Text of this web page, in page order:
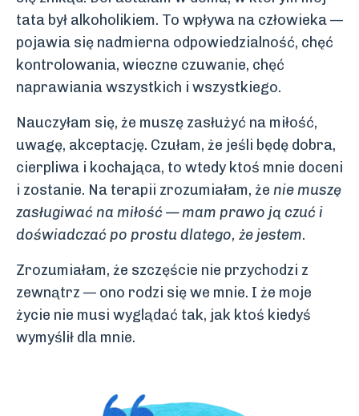
tata był alkoholikiem. To wpływa na człowieka —
pojawia się nadmierna odpowiedzialność, chęć
kontrolowania, wieczne czuwanie, chęć
naprawiania wszystkich i wszystkiego.
Nauczyłam się, że muszę zasłużyć na miłość,
uwagę, akceptację. Czułam, że jeśli będę dobra,
cierpliwa i kochająca, to wtedy ktoś mnie doceni
i zostanie. Na terapii zrozumiałam, że nie muszę
zasługiwać na miłość — mam prawo ją czuć i
doświadczać po prostu dlatego, że jestem.
Zrozumiałam, że szczęście nie przychodzi z
zewnątrz — ono rodzi się we mnie. I że moje
życie nie musi wyglądać tak, jak ktoś kiedyś
wymyślił dla mnie.